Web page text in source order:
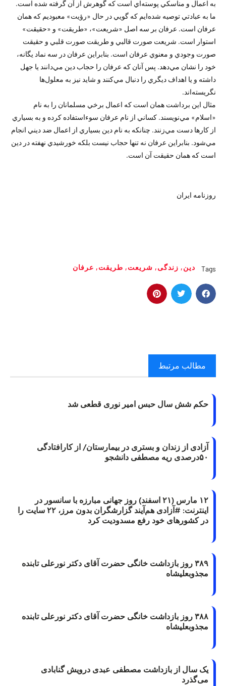
به اعمال و مناسكي پوسته‌اي است كه گوهرش از آن گرفته شده است.
ما به عبادتي توصيه شده‌ايم كه گويي در حال «رؤيت» معبوديم كه همان
عرفان است. عرفان بر سه اصل «شريعت»، «طريقت» و «حقيقت»
استوار است. شريعت صورت قالبي و طريقت صورت قلبي و حقيقت
صورت وجودي و معنوي عرفان است. بنابراين عرفان در سه نماد يگانه،
خود را نشان مي‌دهد. پس آنان كه عرفان را حجاب دين مي‌دانند يا جهل
داشته و يا اهداف ديگري را دنبال مي‌كنند و شايد نيز به معلول‌ها
نگريسته‌اند.
مثال اين برداشت همان است كه اعمال برخي مسلمانان را به نام
«اسلام» مي‌نويسند. كساني از نام عرفان سوء‌استفاده كرده و به بسياري
از كارها دست مي‌زنند. چنانكه به نام دين بسياري از اعمال ضد ديني انجام
مي‌شود. بنابراين عرفان نه تنها حجاب نيست بلكه خورشيدي نهفته در دين
است كه همان حقيقت آن است.
روزنامه ایران
Tags دین, زندگی, شریعت, طریقت, عرفان
مطالب مرتبط
حکم شش سال حبس امیر نوری قطعی شد
آزادی از زندان و بستری در بیمارستان/ از کارافتادگی
۵۰درصدی ریه مصطفی دانشجو
۱۲ مارس (۲۱ اسفند) روز جهانی مبارزه با سانسور در
اینترنت: #آزادی هم‌آیند گزارشگران‌ بدون مرز، ۲۲ سایت را
در کشورهای خود رفع مسدودیت کرد
۳۸۹ روز بازداشت خانگی حضرت آقای دکتر نورعلی تابنده
مجذوبعلیشاه
۳۸۸ روز بازداشت خانگی حضرت آقای دکتر نورعلی تابنده
مجذوبعلیشاه
یک سال از بازداشت مصطفی عبدی درویش گنابادی
می‌گذرد